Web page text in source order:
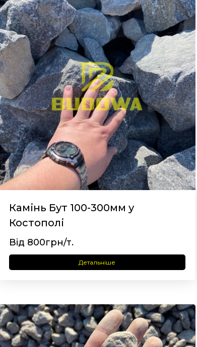
Камінь Бут 100-300мм у
Костополі
Від 800грн/т.
Детальніше